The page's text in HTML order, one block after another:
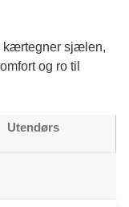
kærtegner sjælen,
og ro til
Utendørs